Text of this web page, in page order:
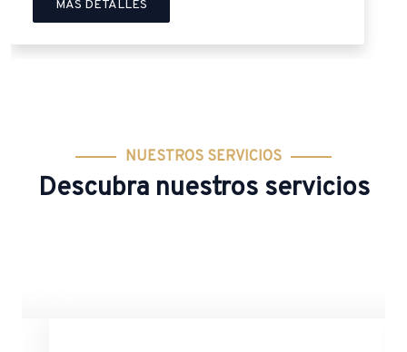
NUESTROS SERVICIOS
Descubra nuestros servicios